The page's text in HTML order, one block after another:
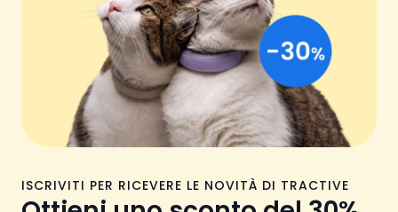
ISCRIVITI PER RICEVERE LE NOVITÀ DI TRACTIVE